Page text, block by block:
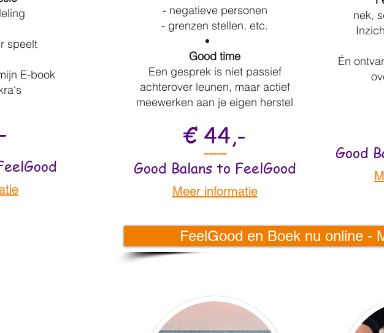
speelt
E-book
- negatieve personen
- grenzen stellen, etc.
Good time
Een gesprek is niet passief
achterover leunen, maar actief
meewerken aan je eigen herstel
€ 44,-
-----
Good Balans to FeelGood
Meer informatie
nek,
Én
Good
FeelGood en Boek nu online -